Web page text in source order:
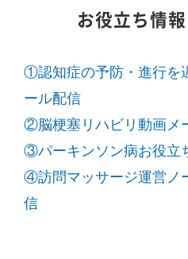
お役立ち情
①認知症の予防・進行を
ール配信
②脳梗塞リハビリ動画メ
③パーキンソン病お役立
④訪問マッサージ運営ノ
信